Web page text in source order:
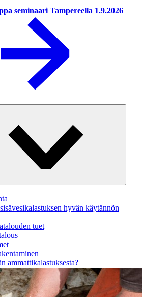
seminaari Tampereella 1.9.2026
hyvän käytännön
tuet
ammattikalastuksesta?